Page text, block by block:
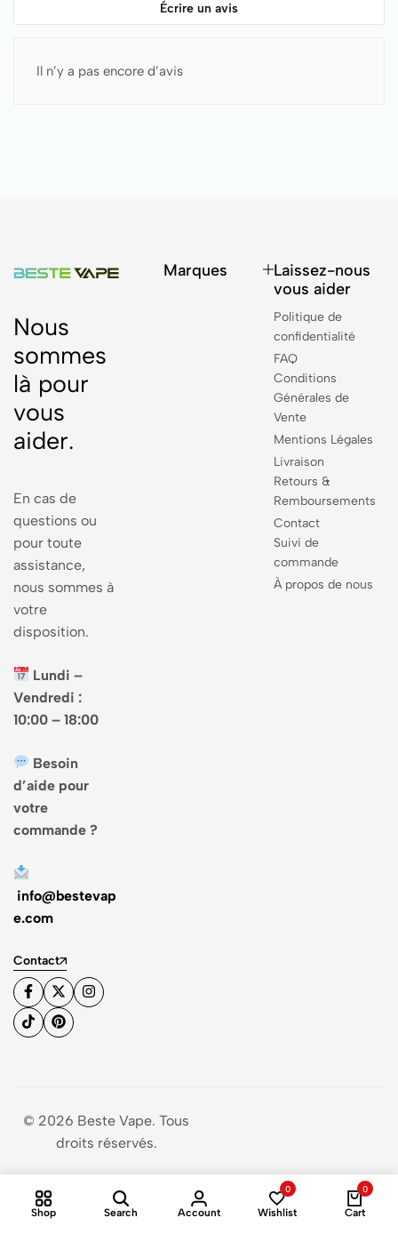
Écrire un avis
Il n’y a pas encore d’avis
Nous
sommes
là pour
vous
aider.
En cas de
questions ou
pour toute
assistance,
nous sommes à
votre
disposition.
Lundi –
Vendredi :
10:00 – 18:00
Besoin
d’aide pour
votre
commande ?
info@bestevap
e.com
Contact
Marques
Laissez-nous
vous aider
Politique de
confidentialité
FAQ
Conditions
Générales de
Vente
Mentions Légales
Livraison
Retours &
Remboursements
Contact
Suivi de
commande
À propos de nous
© 2026 Beste Vape. Tous
droits réservés.
Shop Search Account
0
Wishlist
0
Cart